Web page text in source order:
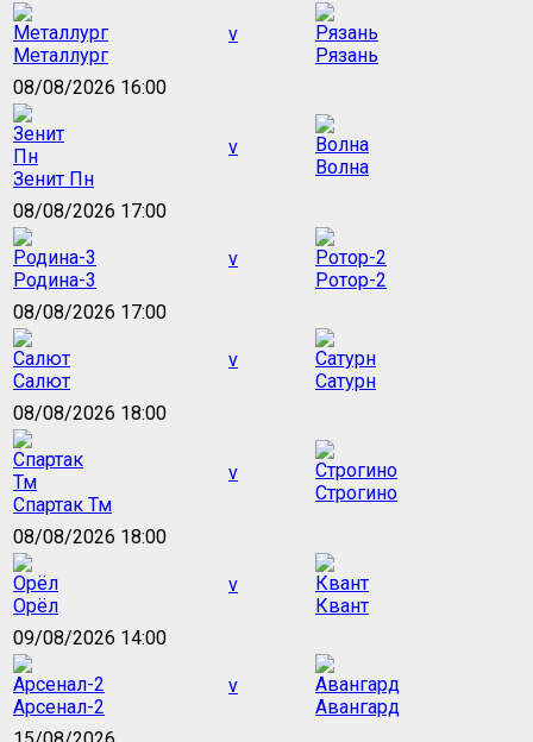
Металлург
v
Рязань
08/08/2026 16:00
Зенит Пн
v
Волна
08/08/2026 17:00
Родина-3
v
Ротор-2
08/08/2026 17:00
Салют
v
Сатурн
08/08/2026 18:00
Спартак Тм
v
Строгино
08/08/2026 18:00
Орёл
v
Квант
09/08/2026 14:00
Арсенал-2
v
Авангард